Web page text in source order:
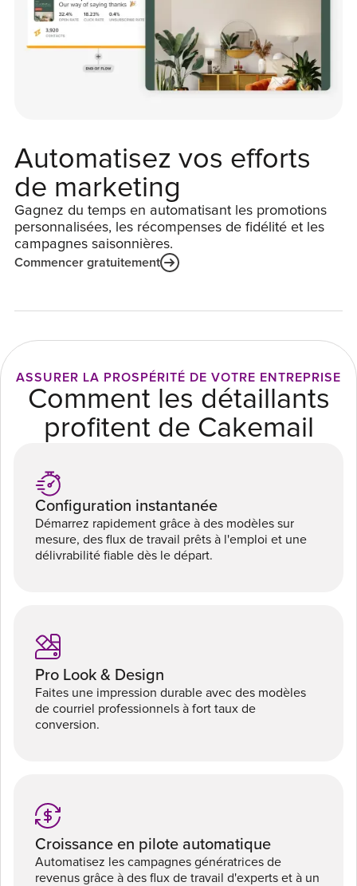
Automatisez vos efforts
de marketing
Gagnez du temps en automatisant les promotions
personnalisées, les récompenses de fidélité et les
campagnes saisonnières.
Commencer gratuitement
ASSURER LA PROSPÉRITÉ DE VOTRE ENTREPRISE
Comment les détaillants
profitent de Cakemail
Configuration instantanée
Démarrez rapidement grâce à des modèles sur
mesure, des flux de travail prêts à l'emploi et une
délivrabilité fiable dès le départ.
Pro Look & Design
Faites une impression durable avec des modèles
de courriel professionnels à fort taux de
conversion.
Croissance en pilote automatique
Automatisez les campagnes génératrices de
revenus grâce à des flux de travail d'experts et à un